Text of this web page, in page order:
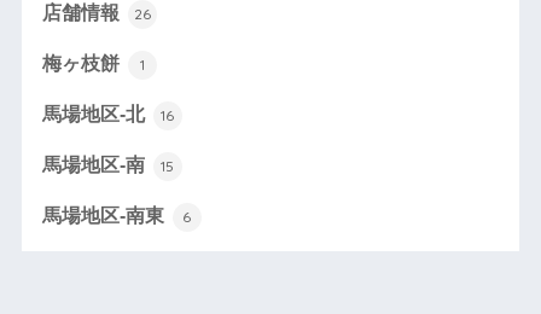
店舗情報 26
梅ヶ枝餅 1
馬場地区-北 16
馬場地区-南 15
馬場地区-南東 6